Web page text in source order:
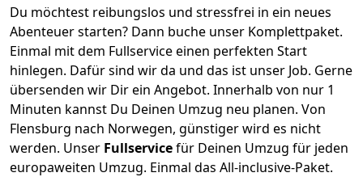
Du möchtest reibungslos und stressfrei in ein neues
Abenteuer starten? Dann buche unser Komplettpaket.
Einmal mit dem Fullservice einen perfekten Start
hinlegen. Dafür sind wir da und das ist unser Job. Gerne
übersenden wir Dir ein Angebot. Innerhalb von nur 1
Minuten kannst Du Deinen Umzug neu planen. Von
Flensburg nach Norwegen, günstiger wird es nicht
werden. Unser Fullservicefür Deinen Umzug für jeden
europaweiten Umzug. Einmal das All-inclusive-Paket.